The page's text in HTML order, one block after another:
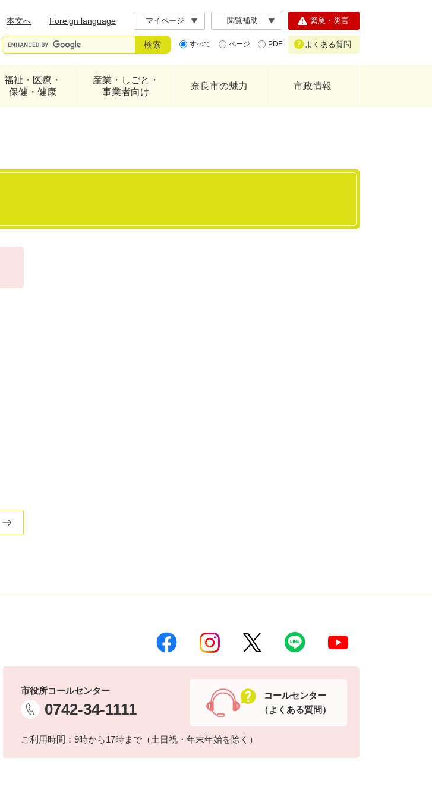
本文へ
Foreign language マイページ 閲覧補助
すべて ページ PDF
緊急・災害
よくある質問
福祉・医療・
保健・健康
産業・しごと・
事業者向け
奈良市の魅力 市政情報
市役所コールセンター
0742-34-1111
ご利用時間：9時から17時まで（土日祝・年末年始を除く）
コールセンター
（よくある質問）